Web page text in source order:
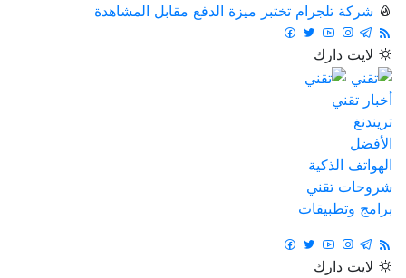
شركة تلجرام تختبر ميزة الدفع مقابل المشاهدة
لايت دارك
أخبار تقني
تريندنغ
الأفضل
الهواتف الذكية
شروحات تقني
برامج وتطبيقات
لايت دارك